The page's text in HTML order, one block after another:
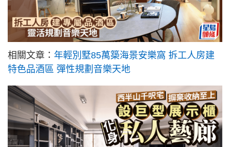
相關文章： 年輕別墅85萬築海景安樂窩 拆工人房建
特色品酒區 彈性規劃音樂天地